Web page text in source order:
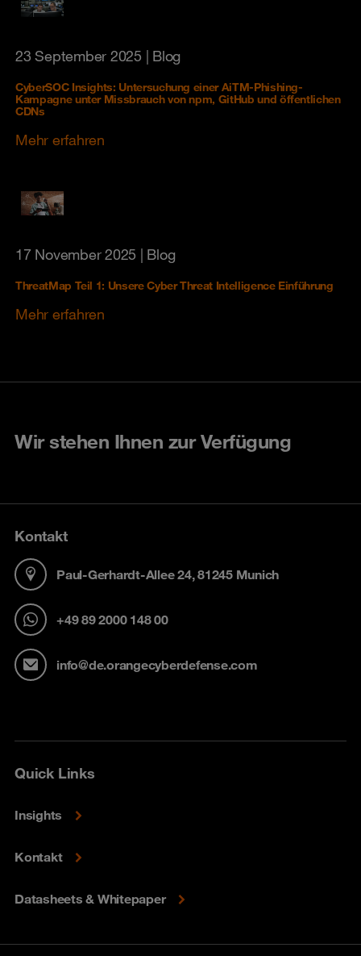
23 September 2025 | Blog
CyberSOC Insights: Untersuchung einer AiTM-Phishing-
Kampagne unter Missbrauch von npm, GitHub und öffentlichen
CDNs
Mehr erfahren
17 November 2025 | Blog
ThreatMap Teil 1: Unsere Cyber Threat Intelligence Einführung
Mehr erfahren
Wir stehen Ihnen zur Verfügung
Kontakt
Paul-Gerhardt-Allee 24, 81245 Munich
+49 89 2000 148 00
info@de.orangecyberdefense.com
Quick Links
Insights
Kontakt
Datasheets & Whitepaper